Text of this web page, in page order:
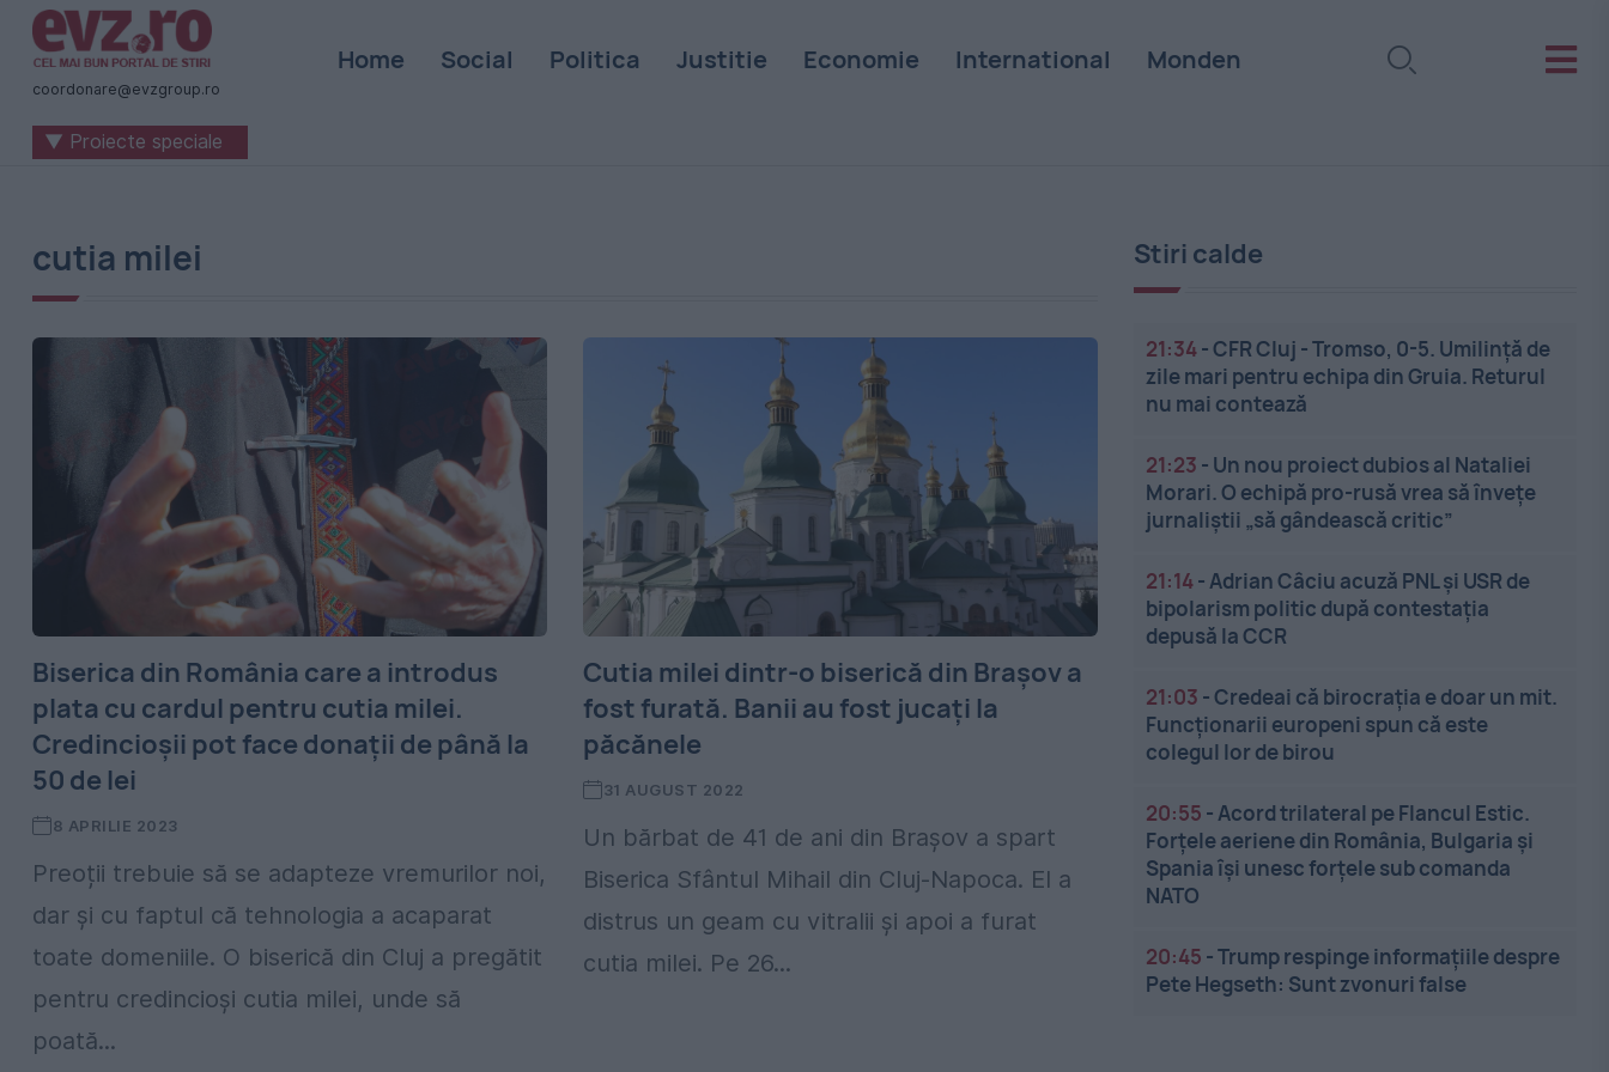
Știri
naționale
internaționale
România
-
coordonare@evzgroup.ro
Home Social Politica Justitie Economie International Monden
▼ Proiecte speciale
cutia milei
Biserica din România care a introdus
plata cu cardul pentru cutia milei.
Credincioșii pot face donații de până la
50 de lei
8 APRILIE 2023
Preoții trebuie să se adapteze vremurilor noi,
dar și cu faptul că tehnologia a acaparat
toate domeniile. O biserică din Cluj a pregătit
pentru credincioși cutia milei, unde să
poată...
Cutia milei dintr-o biserică din Brașov a
fost furată. Banii au fost jucați la
păcănele
31 AUGUST 2022
Un bărbat de 41 de ani din Braşov a spart
Biserica Sfântul Mihail din Cluj-Napoca. El a
distrus un geam cu vitralii şi apoi a furat
cutia milei. Pe 26...
Stiri calde
21:34-CFR Cluj - Tromso, 0-5. Umilință de
zile mari pentru echipa din Gruia. Returul
nu mai contează
21:23 - Un nou proiect dubios al Nataliei
Morari. O echipă pro-rusă vrea să înveţe
jurnaliştii „să gândească critic”
21:14-Adrian Câciu acuză PNL și USR de
bipolarism politic după contestația
depusă la CCR
21:03 -Credeai că birocrația e doar un mit.
Funcționarii europeni spun că este
colegul lor de birou
20:55 -Acord trilateral pe Flancul Estic.
Forțele aeriene din România, Bulgaria și
Spania își unesc forțele sub comanda
NATO
20:45 -Trump respinge informațiile despre
Pete Hegseth: Sunt zvonuri false